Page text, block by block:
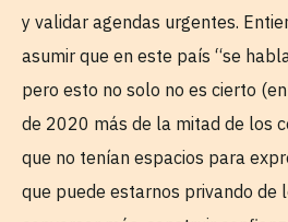
y validar agendas urgentes.
asumir que en este país “se
pero esto no solo no es cierto
de 2020 más de la mitad de los
que no tenían espacios para
que puede estarnos privando de